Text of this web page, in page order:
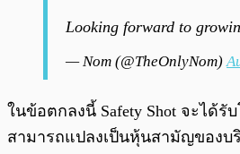
Looking forward to
— Nom (@TheOnlyNom)
ในข้อตกลงนี้ Safety Shot จะได้
สามารถแปลงเป็นหุ้นสามัญของบ